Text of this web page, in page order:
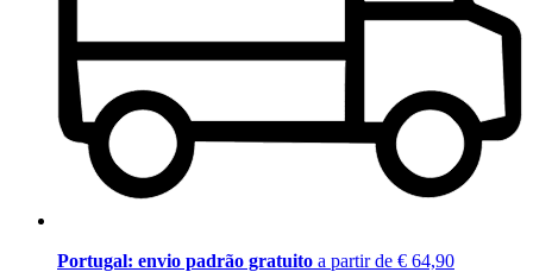
Portugal: envio padrão gratuito a partir de € 64,90